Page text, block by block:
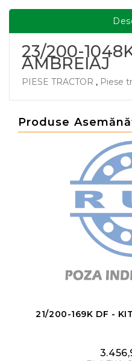
23/200-
AMBREIAJ
PIESE TRACTOR , Piese
Produse
21/200-169K DF -